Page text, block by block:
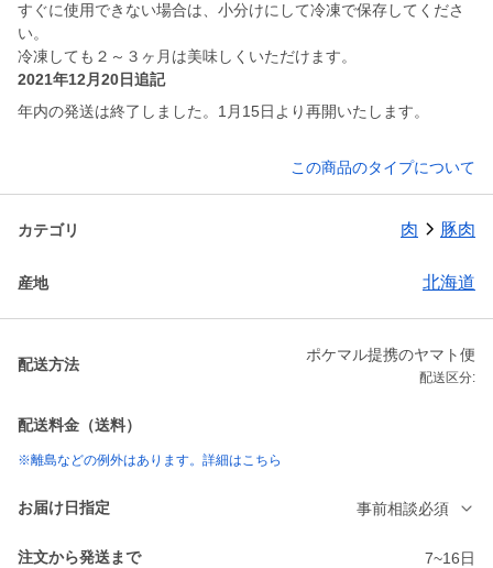
すぐに使用できない場合は、小分けにして冷凍で保存してくださ
い。
冷凍しても２～３ヶ月は美味しくいただけます。
2021年12月20日追記
年内の発送は終了しました。1月15日より再開いたします。
この商品のタイプについて
カテゴリ 肉 豚肉
産地 北海道
配送方法
ポケマル提携のヤマト便
配送区分:
配送料金（送料）
※離島などの例外はあります。詳細はこちら
お届け日指定 事前相談必須
注文から発送まで 7~16日